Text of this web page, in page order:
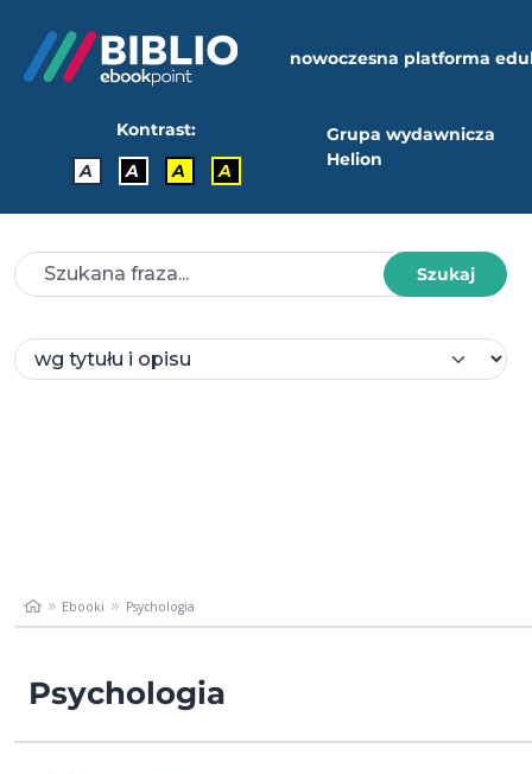
nowoczesna platforma
Kontrast:
A
A A A
Grupa wydawnicza
Helion
Szukaj
Ebooki Psychologia
Psychologia